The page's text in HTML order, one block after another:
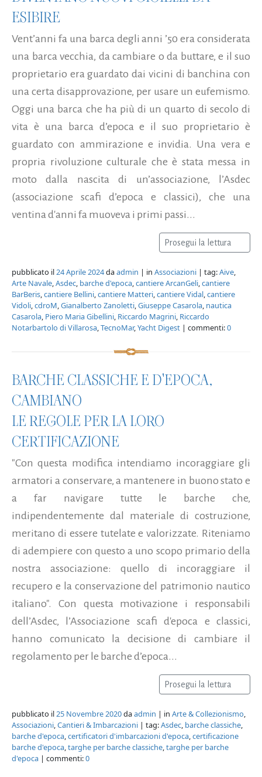
ESIBIRE
Vent’anni fa una barca degli anni ’50 era considerata
una barca vecchia, da cambiare o da buttare, e il suo
proprietario era guardato dai vicini di banchina con
una certa disapprovazione, per usare un eufemismo.
Oggi una barca che ha più di un quarto di secolo di
vita è una barca d’epoca e il suo proprietario è
guardato con ammirazione e invidia. Una vera e
propria rivoluzione culturale che è stata messa in
moto dalla nascita di un’associazione, l’Asdec
(associazione scafi d’epoca e classici), che una
ventina d'anni fa muoveva i primi passi...
Prosegui la lettura
pubblicato il24 Aprile 2024daadmin | in Associazioni | tag:Aive,
Arte Navale,Asdec, barche d'epoca,cantiere ArcanGeli,cantiere
BarBeris,cantiere Bellini,cantiere Matteri,cantiere Vidal,cantiere
Vidoli,cdroM,Gianalberto Zanoletti,Giuseppe Casarola, nautica
Casarola, Piero Maria Gibellini, Riccardo Magrini, Riccardo
Notarbartolo di Villarosa,TecnoMar,Yacht Digest | commenti:0
BARCHE CLASSICHE E D'EPOCA,
CAMBIANO
LE REGOLE PER LA LORO
CERTIFICAZIONE
"Con questa modifica intendiamo incoraggiare gli
armatori a conservare, a mantenere in buono stato e
a far navigare tutte le barche che,
indipendentemente dal materiale di costruzione,
meritano di essere tutelate e valorizzate. Riteniamo
di adempiere con questo a uno scopo primario della
nostra associazione: quello di incoraggiare il
recupero e la conservazione del patrimonio nautico
italiano". Con questa motivazione i responsabili
dell’Asdec, l’Associazione scafi d'epoca e classici,
hanno comunicato la decisione di cambiare il
regolamento per le barche d’epoca...
Prosegui la lettura
pubblicato il25 Novembre 2020daadmin | in Arte & Collezionismo,
Associazioni,Cantieri & Imbarcazioni | tag:Asdec, barche classiche,
barche d'epoca,certificatori d'imbarcazioni d'epoca,certificazione
barche d'epoca,targhe per barche classiche,targhe per barche
d'epoca | commenti:0